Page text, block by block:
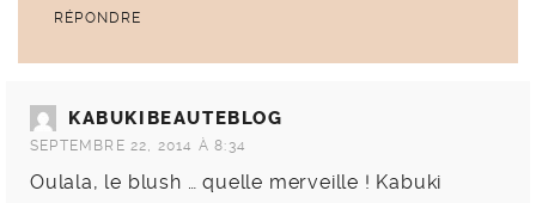
RÉPONDRE
KABUKIBEAUTEBLOG
SEPTEMBRE 22, 2014 À 8:34
Oulala, le blush … quelle merveille ! Kabuki